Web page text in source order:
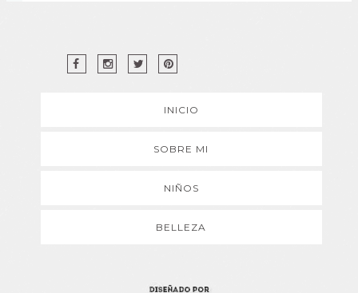
INICIO
SOBRE MI
NIÑOS
BELLEZA